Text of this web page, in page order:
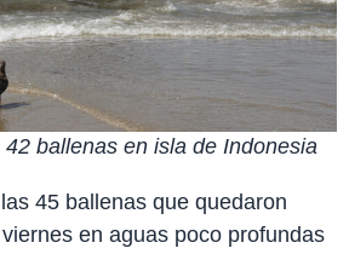
ballenas en isla de Indonesia
45 ballenas que quedaron
en aguas poco profundas